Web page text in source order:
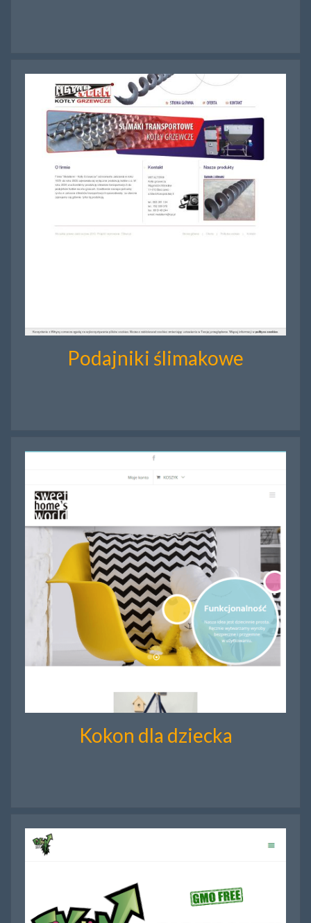
Podajniki ślimakowe
Kokon dla dziecka